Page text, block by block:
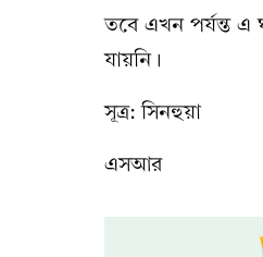
তবে এখন পর্যন্ত এ
যায়নি।
সূত্র: সিনহুয়া
এসআর